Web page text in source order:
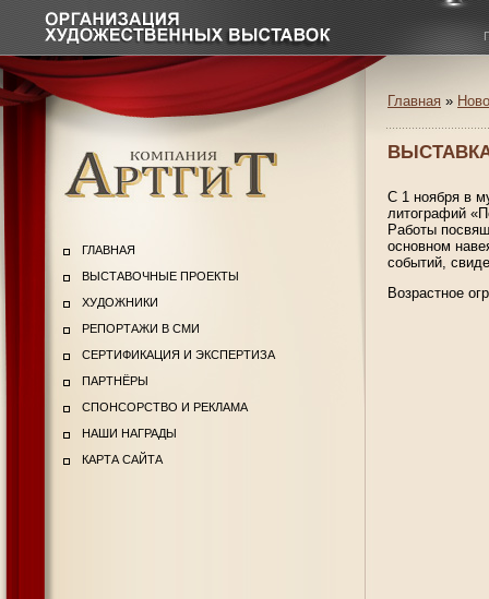
ГЛАВНАЯ
ВЫСТАВОЧНЫЕ ПРОЕКТЫ
ХУДОЖНИКИ
РЕПОРТАЖИ В СМИ
СЕРТИФИКАЦИЯ И ЭКСПЕРТИЗА
ПАРТНЁРЫ
СПОНСОРСТВО И РЕКЛАМА
НАШИ НАГРАДЫ
КАРТА САЙТА
Главная »
С 1 ноября в
литографий
Работы
основном
событий,
Возрастное